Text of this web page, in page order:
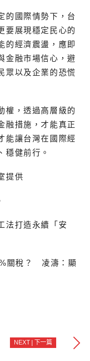
的國際情勢下，台
要展現穩定民心的
的經濟震盪，應即
金融市場信心，避
眾以及企業的恐慌
權，透過高層級的
融措施，才能真正
能讓台灣在國際經
穩健前行。
提供
法打造永續「安
關稅？ 凌濤：顯
NEXT | 下一篇